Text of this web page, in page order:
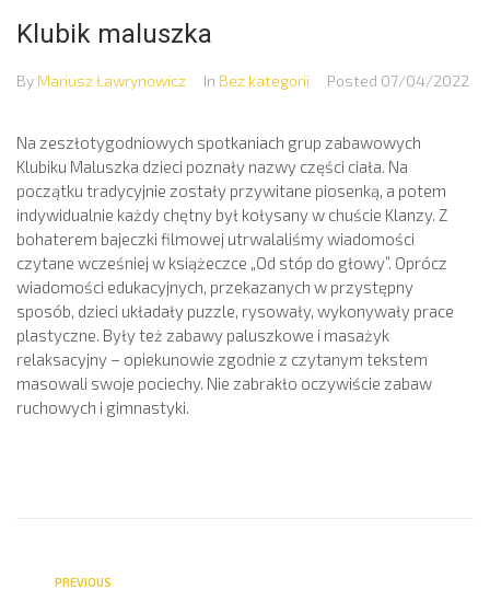
Klubik maluszka
By Mariusz Ławrynowicz In Bez kategorii Posted 07/04/2022
Na zeszłotygodniowych spotkaniach grup zabawowych
Klubiku Maluszka dzieci poznały nazwy części ciała. Na
początku tradycyjnie zostały przywitane piosenką, a potem
indywidualnie każdy chętny był kołysany w chuście Klanzy. Z
bohaterem bajeczki filmowej utrwalaliśmy wiadomości
czytane wcześniej w książeczce „Od stóp do głowy”. Oprócz
wiadomości edukacyjnych, przekazanych w przystępny
sposób, dzieci układały puzzle, rysowały, wykonywały prace
plastyczne. Były też zabawy paluszkowe i masażyk
relaksacyjny – opiekunowie zgodnie z czytanym tekstem
masowali swoje pociechy. Nie zabrakło oczywiście zabaw
ruchowych i gimnastyki.
PREVIOUS